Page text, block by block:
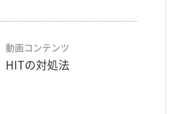
動画コンテンツ
HITの対処法